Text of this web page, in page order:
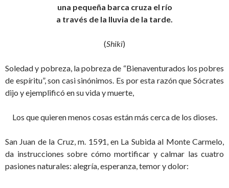
una pequeña barca cruza el río
a través de la lluvia de la tarde.
(Shiki)
Soledad y pobreza, la pobreza de “Bienaventurados los pobres
de espíritu”, son casi sinónimos. Es por esta razón que Sócrates
dijo y ejemplificó en su vida y muerte,
Los que quieren menos cosas están más cerca de los dioses.
San Juan de la Cruz, m. 1591, en La Subida al Monte Carmelo,
da instrucciones sobre cómo mortificar y calmar las cuatro
pasiones naturales: alegría, esperanza, temor y dolor: